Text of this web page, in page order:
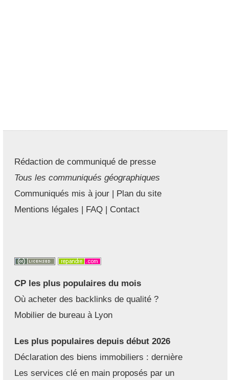
Rédaction de communiqué de presse
Tous les communiqués géographiques
Communiqués mis à jour | Plan du site
Mentions légales | FAQ | Contact
CP les plus populaires du mois
Où acheter des backlinks de qualité ?
Mobilier de bureau à Lyon
Les plus populaires depuis début 2026
Déclaration des biens immobiliers : dernière
Les services clé en main proposés par un